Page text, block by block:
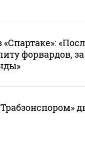
форвардов,